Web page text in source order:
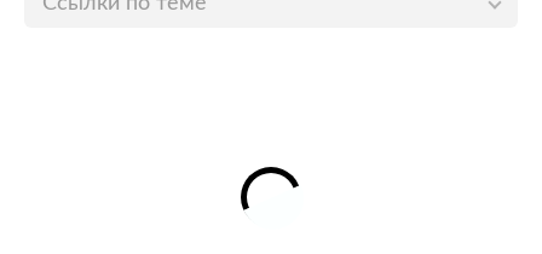
Власти популярной пляжной страны